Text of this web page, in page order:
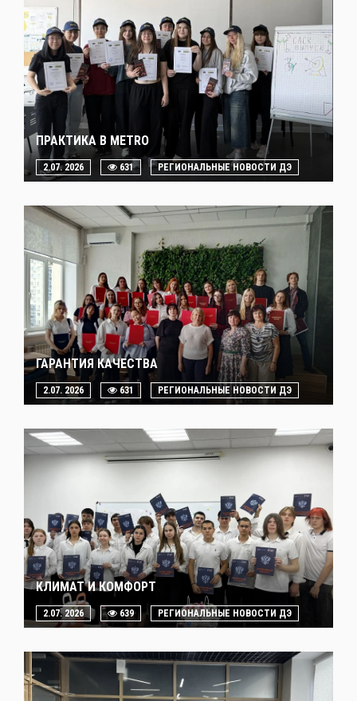
ПРАКТИКА В METRO
2.07. 2026 631 РЕГИОНАЛЬНЫЕ НОВОСТИ ДЭ
ГАРАНТИЯ КАЧЕСТВА
2.07. 2026 631 РЕГИОНАЛЬНЫЕ НОВОСТИ ДЭ
КЛИМАТ И КОМФОРТ
2.07. 2026 639 РЕГИОНАЛЬНЫЕ НОВОСТИ ДЭ